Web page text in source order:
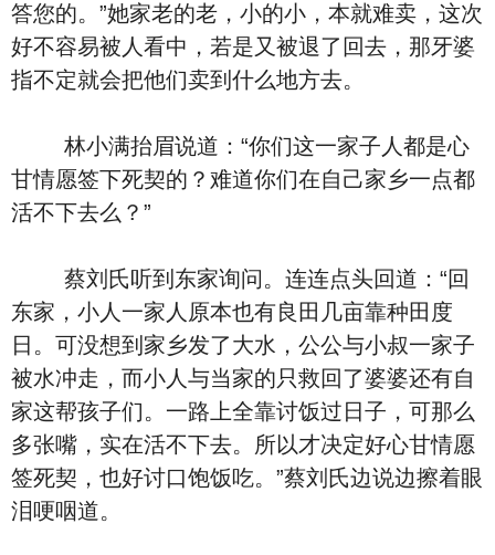
答您的。”她家老的老，小的小，本就难卖，这次
好不容易被人看中，若是又被退了回去，那牙婆
指不定就会把他们卖到什么地方去。
林小满抬眉说道：“你们这一家子人都是心
甘情愿签下死契的？难道你们在自己家乡一点都
活不下去么？”
蔡刘氏听到东家询问。连连点头回道：“回
东家，小人一家人原本也有良田几亩靠种田度
日。可没想到家乡发了大水，公公与小叔一家子
被水冲走，而小人与当家的只救回了婆婆还有自
家这帮孩子们。一路上全靠讨饭过日子，可那么
多张嘴，实在活不下去。所以才决定好心甘情愿
签死契，也好讨口饱饭吃。”蔡刘氏边说边擦着眼
泪哽咽道。